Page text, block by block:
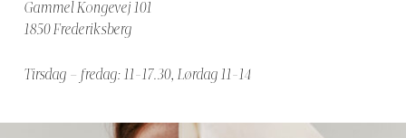
Gammel Kongevej 101
1850 Frederiksberg
Tirsdag – fredag: 11-17.30, Lørdag 11-14